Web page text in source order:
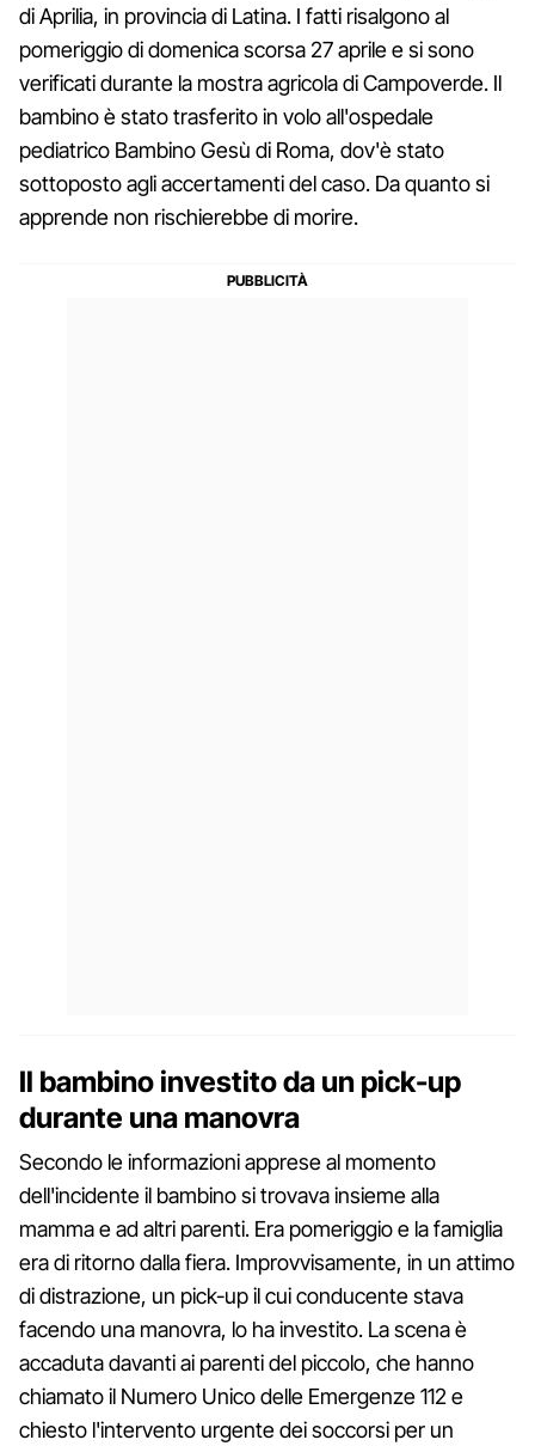
di Aprilia, in provincia di Latina. I fatti risalgono al
pomeriggio di domenica scorsa 27 aprile e si sono
verificati durante la mostra agricola di Campoverde. Il
bambino è stato trasferito in volo all'ospedale
pediatrico Bambino Gesù di Roma, dov'è stato
sottoposto agli accertamenti del caso. Da quanto si
apprende non rischierebbe di morire.
Il bambino investito da un pick-up
durante una manovra
Secondo le informazioni apprese al momento
dell'incidente il bambino si trovava insieme alla
mamma e ad altri parenti. Era pomeriggio e la famiglia
era di ritorno dalla fiera. Improvvisamente, in un attimo
di distrazione, un pick-up il cui conducente stava
facendo una manovra, lo ha investito. La scena è
accaduta davanti ai parenti del piccolo, che hanno
chiamato il Numero Unico delle Emergenze 112 e
chiesto l'intervento urgente dei soccorsi per un